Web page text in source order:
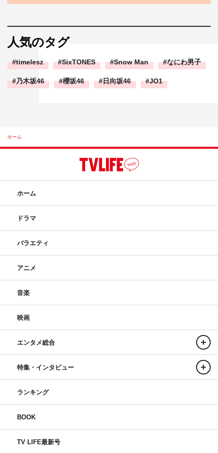
人気のタグ
timelesz SixTONES Snow Man なにわ男子
乃木坂46 櫻坂46 日向坂46 JO1
ホーム
ホーム
ドラマ
バラエティ
アニメ
音楽
映画
エンタメ総合
特集・インタビュー
ランキング
BOOK
TV LIFE最新号